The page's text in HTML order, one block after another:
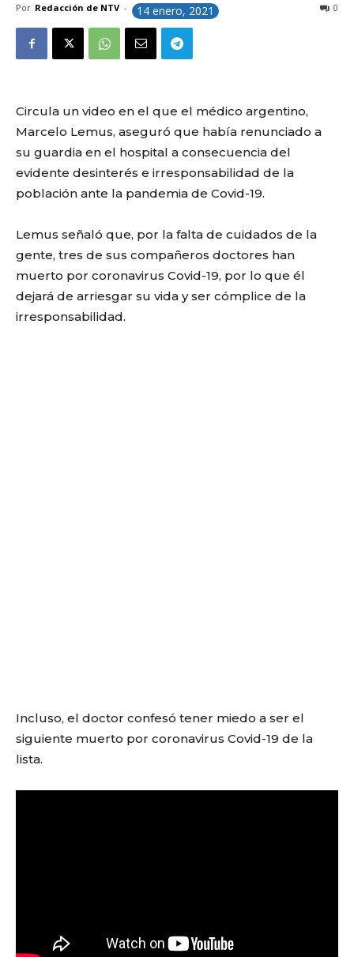
Por Redacción de NTV - 14 enero, 2021 0
Circula un video en el que el médico argentino,
Marcelo Lemus, aseguró que había renunciado a
su guardia en el hospital a consecuencia del
evidente desinterés e irresponsabilidad de la
población ante la pandemia de Covid-19.
Lemus señaló que, por la falta de cuidados de la
gente, tres de sus compañeros doctores han
muerto por coronavirus Covid-19, por lo que él
dejará de arriesgar su vida y ser cómplice de la
irresponsabilidad.
Incluso, el doctor confesó tener miedo a ser el
siguiente muerto por coronavirus Covid-19 de la
lista.